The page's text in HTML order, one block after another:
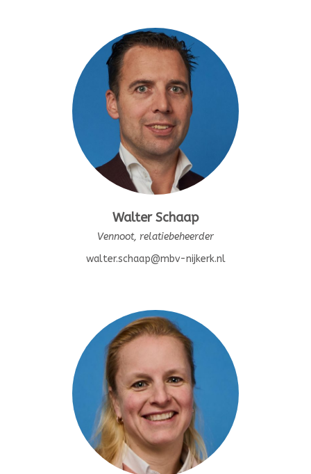
Walter Schaap
Vennoot, relatiebeheerder
walter.schaap@mbv-nijkerk.nl